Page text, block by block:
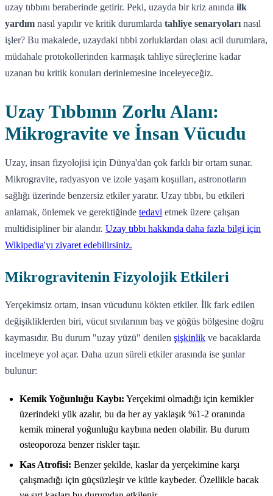
uzay tıbbını beraberinde getirir. Peki, uzayda bir kriz anında ilk
yardım nasıl yapılır ve kritik durumlarda tahliye senaryoları nasıl
işler? Bu makalede, uzaydaki tıbbi zorluklardan olası acil durumlara,
müdahale protokollerinden karmaşık tahliye süreçlerine kadar
uzanan bu kritik konuları derinlemesine inceleyeceğiz.
Uzay Tıbbının Zorlu Alanı:
Mikrogravite ve İnsan Vücudu
Uzay, insan fizyolojisi için Dünya'dan çok farklı bir ortam sunar.
Mikrogravite, radyasyon ve izole yaşam koşulları, astronotların
sağlığı üzerinde benzersiz etkiler yaratır. Uzay tıbbı, bu etkileri
anlamak, önlemek ve gerektiğinde tedavi etmek üzere çalışan
multidisipliner bir alandır. Uzay tıbbı hakkında daha fazla bilgi için
Wikipedia'yı ziyaret edebilirsiniz.
Mikrogravitenin Fizyolojik Etkileri
Yerçekimsiz ortam, insan vücudunu kökten etkiler. İlk fark edilen
değişikliklerden biri, vücut sıvılarının baş ve göğüs bölgesine doğru
kaymasıdır. Bu durum "uzay yüzü" denilen şişkinlik ve bacaklarda
incelmeye yol açar. Daha uzun süreli etkiler arasında ise şunlar
bulunur:
Kemik Yoğunluğu Kaybı: Yerçekimi olmadığı için kemikler
üzerindeki yük azalır, bu da her ay yaklaşık %1-2 oranında
kemik mineral yoğunluğu kaybına neden olabilir. Bu durum
osteoporoza benzer riskler taşır.
Kas Atrofisi: Benzer şekilde, kaslar da yerçekimine karşı
çalışmadığı için güçsüzleşir ve kütle kaybeder. Özellikle bacak